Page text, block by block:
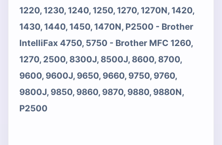
1220, 1230, 1240, 1250, 1270, 1270N, 1420,
1430, 1440, 1450, 1470N, P2500 - Brother
IntelliFax 4750, 5750 - Brother MFC 1260,
1270, 2500, 8300J, 8500J, 8600, 8700,
9600, 9600J, 9650, 9660, 9750, 9760,
9800J, 9850, 9860, 9870, 9880, 9880N,
P2500